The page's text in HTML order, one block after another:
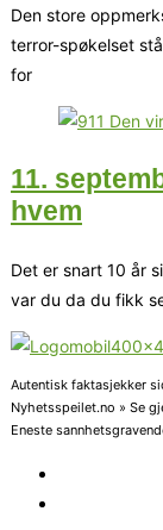
Den store
terror-spøkelset
for
11.
hvem
Det er snart 10 år
var du da du fikk
Autentisk faktasjekker
Nyhetsspeilet.no » Se
Eneste